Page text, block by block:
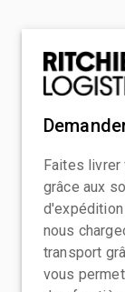
Faites livrer
grâce aux
nous
transport
vous